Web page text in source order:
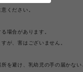
ください。
場合があります。
が、害はございません。
を避け、乳幼児の手の届かない